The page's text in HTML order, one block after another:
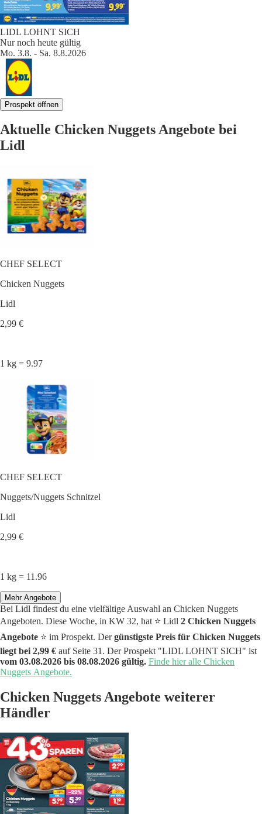
LIDL LOHNT SICH
Nur noch heute gültig
Mo. 3.8. - Sa. 8.8.2026
Prospekt öffnen
Aktuelle Chicken Nuggets Angebote bei
Lidl
CHEF SELECT
Chicken Nuggets
Lidl
2,99 €
1 kg = 9.97
CHEF SELECT
Nuggets/Nuggets Schnitzel
Lidl
2,99 €
1 kg = 11.96
Mehr Angebote
Bei Lidl findest du eine vielfältige Auswahl an Chicken Nuggets
Angeboten. Diese Woche, in KW 32, hat ⭐️ Lidl 2 Chicken Nuggets
Angebote ⭐️ im Prospekt. Dergünstigste Preis für Chicken Nuggets
liegt bei 2,99 € auf Seite 31. Der Prospekt "LIDL LOHNT SICH" ist
vom 03.08.2026 bis 08.08.2026 gültig. Finde hier alle Chicken
Nuggets Angebote.
Chicken Nuggets Angebote weiterer
Händler